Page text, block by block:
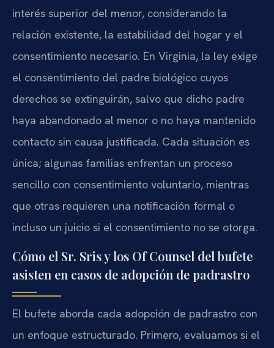
interés superior del menor, considerando la
relación existente, la estabilidad del hogar y el
consentimiento necesario. En Virginia, la ley exige
el consentimiento del padre biológico cuyos
derechos se extinguirán, salvo que dicho padre
haya abandonado al menor o no haya mantenido
contacto sin causa justificada. Cada situación es
única; algunas familias enfrentan un proceso
sencillo con consentimiento voluntario, mientras
que otras requieren una notificación formal o
incluso un juicio si el consentimiento no se otorga.
Cómo el Sr. Sris y los Of Counsel del bufete
asisten en casos de adopción de padrastro
El bufete aborda cada adopción de padrastro con
un enfoque estructurado. Primero, evaluamos si el